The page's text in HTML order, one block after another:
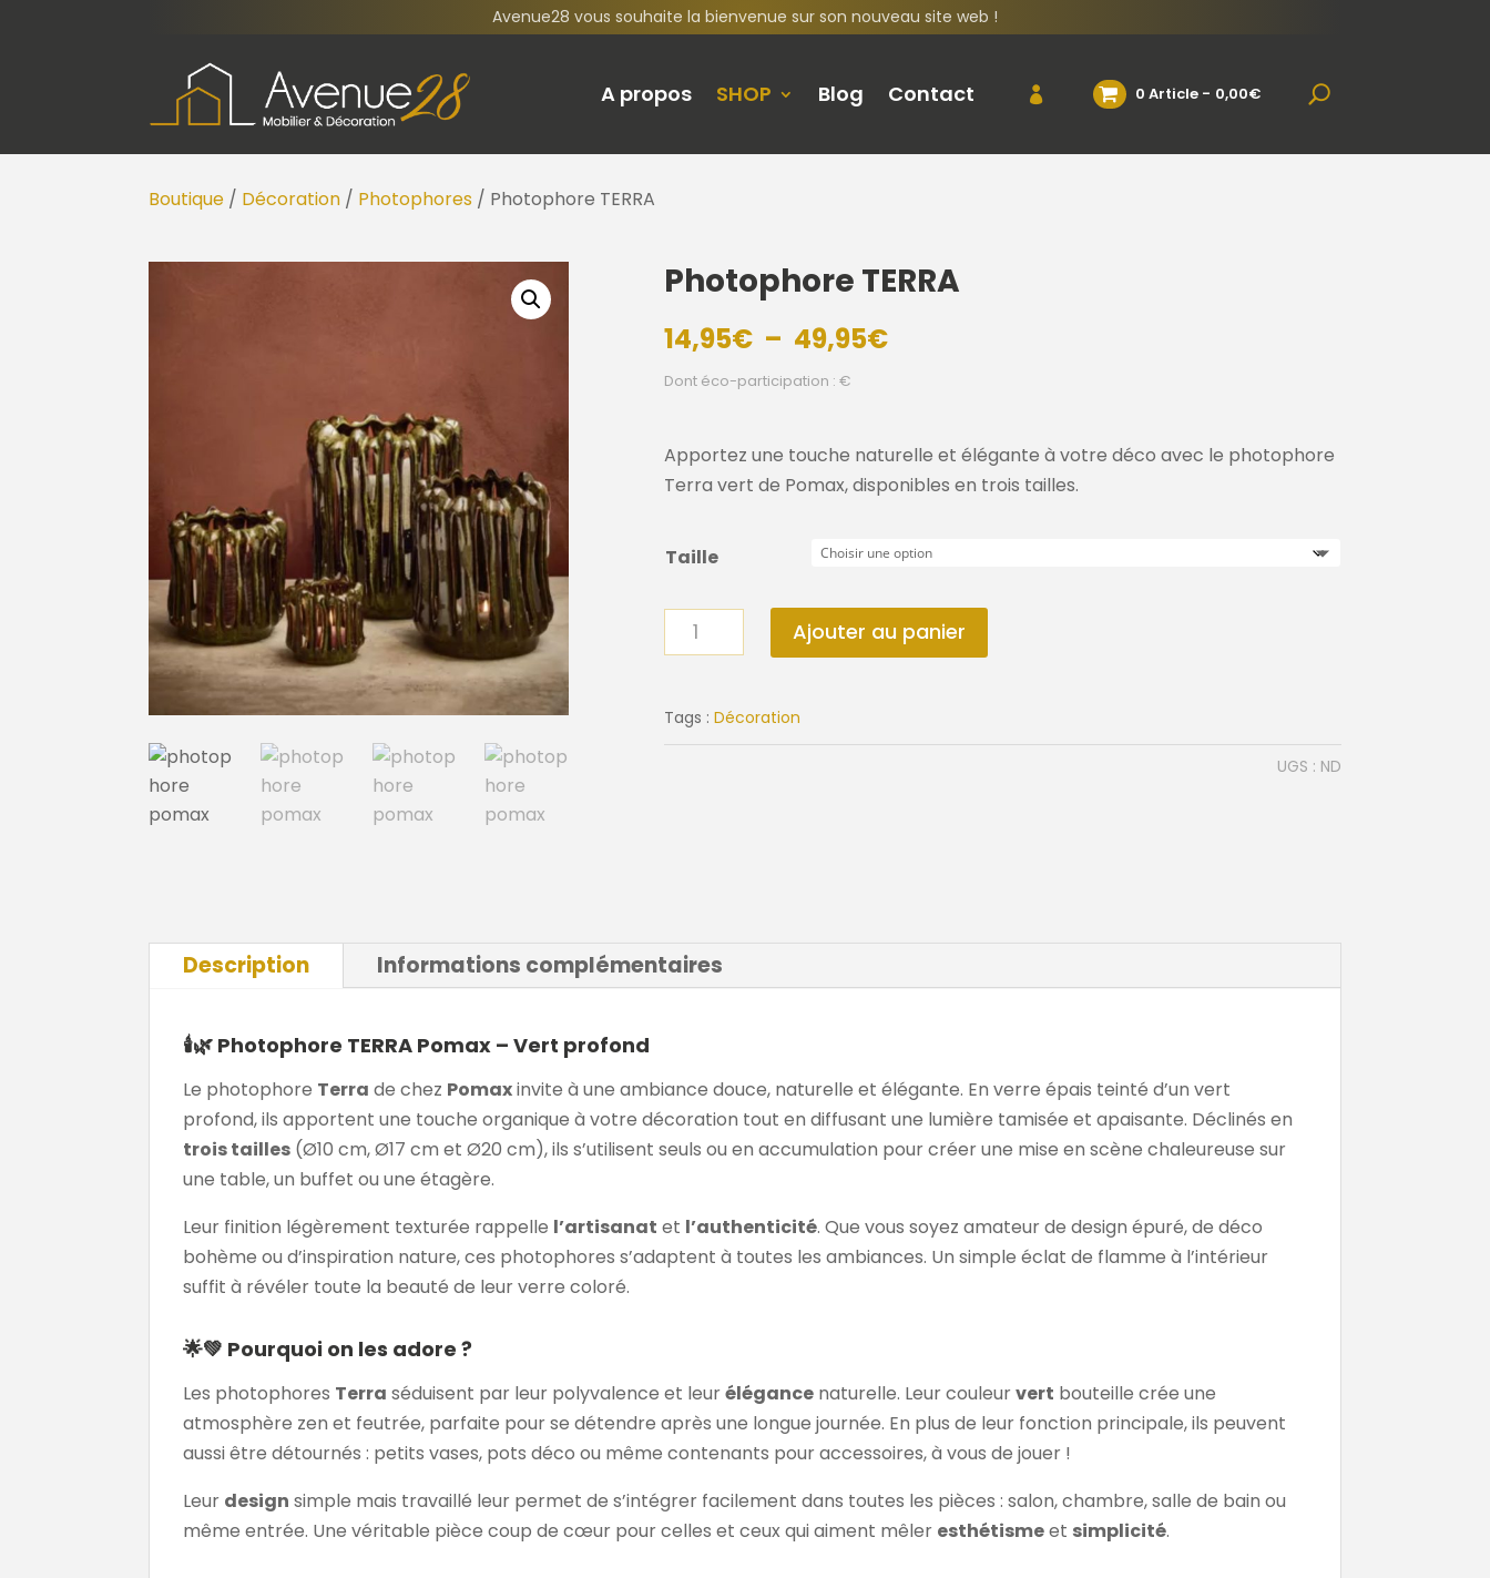
Avenue28 vous souhaite la bienvenue sur son nouveau site web !
A propos SHOP Blog Contact 0 Article 0,00€
Boutique / Décoration / Photophores / Photophore TERRA
Photophore TERRA
14,95€ – 49,95€Plage
à
49,95€
Dont éco-participation : €
Apportez une touche naturelle et élégante à votre déco avec le photophore
Terra vert de Pomax, disponibles en trois tailles.
Taille
quantité
de
TERRA
Ajouter au panier
Tags : Décoration
UGS : ND
Description Informations complémentaires
🕯️🌿 Photophore TERRA Pomax – Vert profond
Le photophore Terra de chez Pomaxinvite à une ambiance douce, naturelle et élégante. En verre épais teinté d’un vert
profond, ils apportent une touche organique à votre décoration tout en diffusant une lumière tamisée et apaisante. Déclinés en
trois tailles (Ø10 cm, Ø17 cm et Ø20 cm), ils s’utilisent seuls ou en accumulation pour créer une mise en scène chaleureuse sur
une table, un buffet ou une étagère.
Leur finition légèrement texturée rappelle l’artisanat et l’authenticité. Que vous soyez amateur de design épuré, de déco
bohème ou d’inspiration nature, ces photophores s’adaptent à toutes les ambiances. Un simple éclat de flamme à l’intérieur
suffit à révéler toute la beauté de leur verre coloré.
🌟💚 Pourquoi on les adore ?
Les photophores Terra séduisent par leur polyvalence et leurélégance naturelle. Leur couleurvert bouteille crée une
atmosphère zen et feutrée, parfaite pour se détendre après une longue journée. En plus de leur fonction principale, ils peuvent
aussi être détournés : petits vases, pots déco ou même contenants pour accessoires, à vous de jouer !
Leur design simple mais travaillé leur permet de s’intégrer facilement dans toutes les pièces : salon, chambre, salle de bain ou
même entrée. Une véritable pièce coup de cœur pour celles et ceux qui aiment mêler esthétismeet simplicité.